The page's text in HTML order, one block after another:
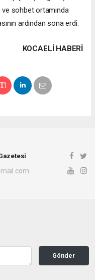
ve sohbet ortamında
ardından sona erdi.
KOCAELI HABERİ
Gönder